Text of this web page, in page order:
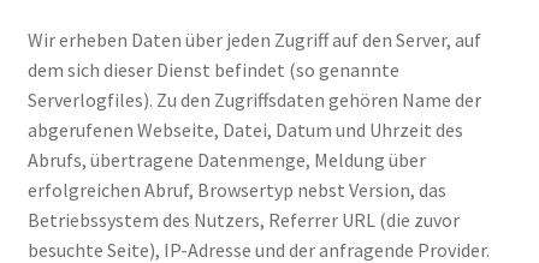
Wir erheben Daten über jeden Zugriff auf den Server, auf
dem sich dieser Dienst befindet (so genannte
Serverlogfiles). Zu den Zugriffsdaten gehören Name der
abgerufenen Webseite, Datei, Datum und Uhrzeit des
Abrufs, übertragene Datenmenge, Meldung über
erfolgreichen Abruf, Browsertyp nebst Version, das
Betriebssystem des Nutzers, Referrer URL (die zuvor
besuchte Seite), IP-Adresse und der anfragende Provider.